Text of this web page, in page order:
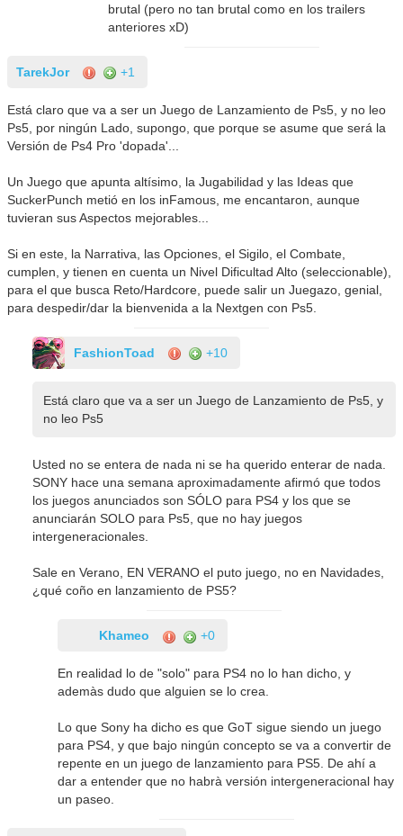
brutal (pero no tan brutal como en los trailers
anteriores xD)
TarekJor +1
Está claro que va a ser un Juego de Lanzamiento de Ps5, y no leo
Ps5, por ningún Lado, supongo, que porque se asume que será la
Versión de Ps4 Pro 'dopada'...
Un Juego que apunta altísimo, la Jugabilidad y las Ideas que
SuckerPunch metió en los inFamous, me encantaron, aunque
tuvieran sus Aspectos mejorables...
Si en este, la Narrativa, las Opciones, el Sigilo, el Combate,
cumplen, y tienen en cuenta un Nivel Dificultad Alto (seleccionable),
para el que busca Reto/Hardcore, puede salir un Juegazo, genial,
para despedir/dar la bienvenida a la Nextgen con Ps5.
FashionToad +10
Está claro que va a ser un Juego de Lanzamiento de Ps5, y
no leo Ps5
Usted no se entera de nada ni se ha querido enterar de nada.
SONY hace una semana aproximadamente afirmó que todos
los juegos anunciados son SÓLO para PS4 y los que se
anunciarán SOLO para Ps5, que no hay juegos
intergeneracionales.
Sale en Verano, EN VERANO el puto juego, no en Navidades,
¿qué coño en lanzamiento de PS5?
Khameo +0
En realidad lo de "solo" para PS4 no lo han dicho, y
ademàs dudo que alguien se lo crea.
Lo que Sony ha dicho es que GoT sigue siendo un juego
para PS4, y que bajo ningún concepto se va a convertir de
repente en un juego de lanzamiento para PS5. De ahí a
dar a entender que no habrà versión intergeneracional hay
un paseo.